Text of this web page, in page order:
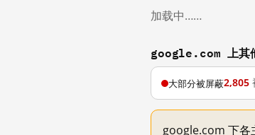
加载中……
google.com 上其
大部分被屏蔽2,805
google.com 下各